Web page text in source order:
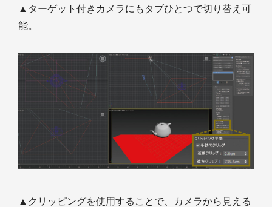
▲ターゲット付きカメラにもタブひとつで切り替え可
能。
▲クリッピングを使用することで、カメラから見える